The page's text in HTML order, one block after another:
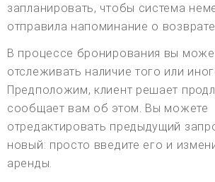
запланировать, чтобы система
отправила напоминание о возврате
В процессе бронирования вы
отслеживать наличие того или
Предположим, клиент решает
сообщает вам об этом. Вы можете
отредактировать предыдущий
новый: просто введите его и
аренды.